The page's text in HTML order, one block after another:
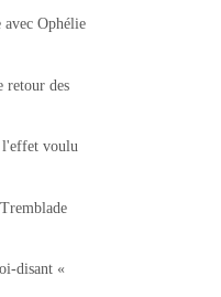
avec Ophélie
retour des
l'effet voulu
disant «